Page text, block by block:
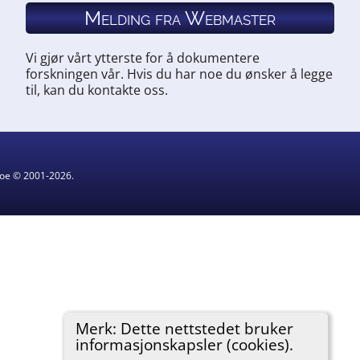
Merk: Dette nettstedet bruker
informasjonskapsler (cookies).
Melding fra Webmaster
Vi gjør vårt ytterste for å dokumentere
forskningen vår. Hvis du har noe du ønsker å legge
til, kan du kontakte oss.
© 2001-2026.